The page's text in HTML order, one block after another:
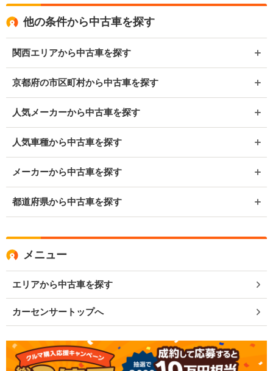
他の条件から中古車を探す
関西エリアから中古車を探す
京都府の市区町村から中古車を探す
人気メーカーから中古車を探す
人気車種から中古車を探す
メーカーから中古車を探す
都道府県から中古車を探す
メニュー
エリアから中古車を探す
カーセンサートップへ